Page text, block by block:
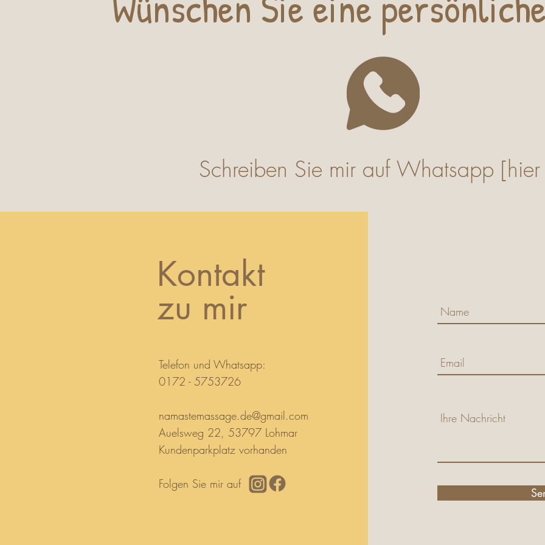
Schreiben Sie mir auf Whatsapp [h
Kontakt
zu mir
Telefon und Whatsapp:
0172 - 5753726‬
namastemassage.de@gmail.com
Auelsweg 22, 53797 Lohmar
Kundenparkplatz vorhanden
Folgen Sie mir auf